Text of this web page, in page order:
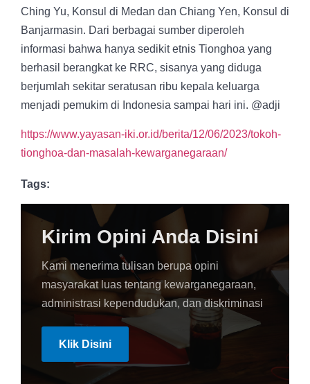
Ching Yu, Konsul di Medan dan Chiang Yen, Konsul di
Banjarmasin. Dari berbagai sumber diperoleh
informasi bahwa hanya sedikit etnis Tionghoa yang
berhasil berangkat ke RRC, sisanya yang diduga
berjumlah sekitar seratusan ribu kepala keluarga
menjadi pemukim di Indonesia sampai hari ini. @adji
https://www.yayasan-iki.or.id/berita/12/06/2023/tokoh-
tionghoa-dan-masalah-kewarganegaraan/
Tags:
Kirim Opini Anda Disini
Kami menerima tulisan berupa opini
masyarakat luas tentang kewarganegaraan,
administrasi kependudukan, dan diskriminasi
Klik Disini